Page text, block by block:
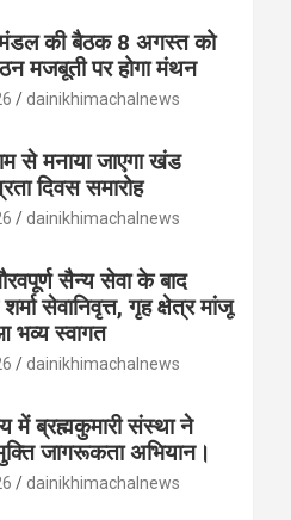
मंडल की बैठक 8 अगस्त को
मजबूती पर होगा मंथन
dainikhimachalnews
से मनाया जाएगा खंड
दिवस समारोह
dainikhimachalnews
सैन्य सेवा के बाद
सेवानिवृत्त, गृह क्षेत्र मांजू
भव्य स्वागत
dainikhimachalnews
में ब्रह्मकुमारी संस्था ने
जागरूकता अभियान।
dainikhimachalnews